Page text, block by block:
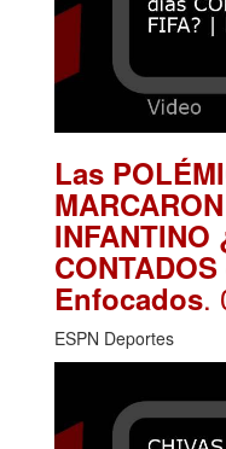
Las
Enfocados.
ESPN Deportes